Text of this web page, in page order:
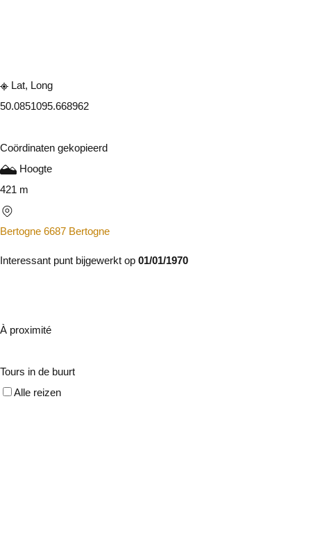
Lat, Long
50.0851095.668962
Coördinaten gekopieerd
Hoogte
421 m
Bertogne 6687 Bertogne
Interessant punt bijgewerkt op 01/01/1970
À proximité
Tours in de buurt
Alle reizen